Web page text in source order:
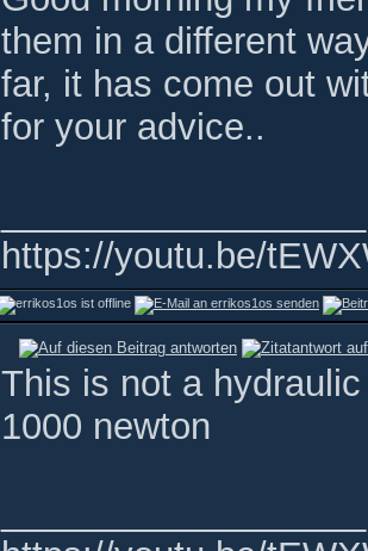
them in a different
far, it has come out
for your advice..
https://youtu.be/
This is not a
1000 newton